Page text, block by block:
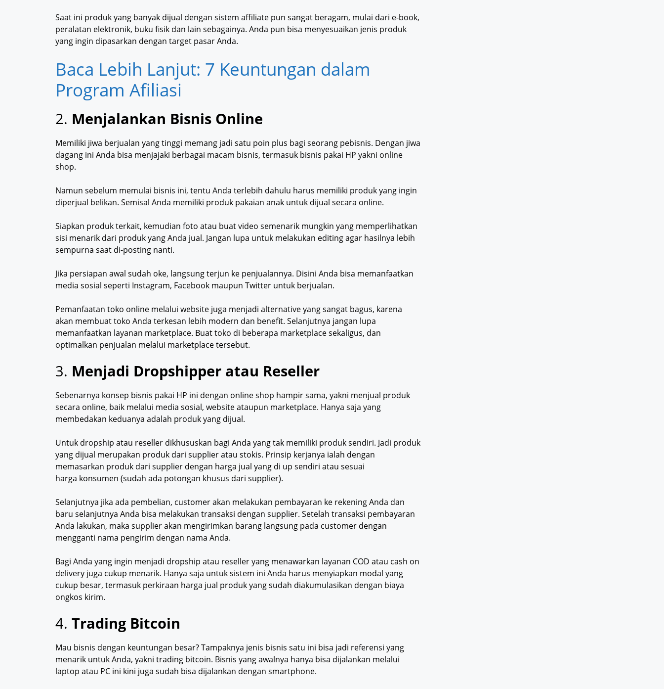
Saat ini produk yang banyak dijual dengan sistem affiliate pun sangat beragam, mulai dari e-book,
peralatan elektronik, buku fisik dan lain sebagainya. Anda pun bisa menyesuaikan jenis produk
yang ingin dipasarkan dengan target pasar Anda.
Baca Lebih Lanjut: 7 Keuntungan dalam
Program Afiliasi
2. Menjalankan Bisnis Online
Memiliki jiwa berjualan yang tinggi memang jadi satu poin plus bagi seorang pebisnis. Dengan jiwa
dagang ini Anda bisa menjajaki berbagai macam bisnis, termasuk bisnis pakai HP yakni online
shop.
Namun sebelum memulai bisnis ini, tentu Anda terlebih dahulu harus memiliki produk yang ingin
diperjual belikan. Semisal Anda memiliki produk pakaian anak untuk dijual secara online.
Siapkan produk terkait, kemudian foto atau buat video semenarik mungkin yang memperlihatkan
sisi menarik dari produk yang Anda jual. Jangan lupa untuk melakukan editing agar hasilnya lebih
sempurna saat di-posting nanti.
Jika persiapan awal sudah oke, langsung terjun ke penjualannya. Disini Anda bisa memanfaatkan
media sosial seperti Instagram, Facebook maupun Twitter untuk berjualan.
Pemanfaatan toko online melalui website juga menjadi alternative yang sangat bagus, karena
akan membuat toko Anda terkesan lebih modern dan benefit. Selanjutnya jangan lupa
memanfaatkan layanan marketplace. Buat toko di beberapa marketplace sekaligus, dan
optimalkan penjualan melalui marketplace tersebut.
3. Menjadi Dropshipper atau Reseller
Sebenarnya konsep bisnis pakai HP ini dengan online shop hampir sama, yakni menjual produk
secara online, baik melalui media sosial, website ataupun marketplace. Hanya saja yang
membedakan keduanya adalah produk yang dijual.
Untuk dropship atau reseller dikhususkan bagi Anda yang tak memiliki produk sendiri. Jadi produk
yang dijual merupakan produk dari supplier atau stokis. Prinsip kerjanya ialah dengan
memasarkan produk dari supplier dengan harga jual yang di up sendiri atau sesuai
harga konsumen (sudah ada potongan khusus dari supplier).
Selanjutnya jika ada pembelian, customer akan melakukan pembayaran ke rekening Anda dan
baru selanjutnya Anda bisa melakukan transaksi dengan supplier. Setelah transaksi pembayaran
Anda lakukan, maka supplier akan mengirimkan barang langsung pada customer dengan
mengganti nama pengirim dengan nama Anda.
Bagi Anda yang ingin menjadi dropship atau reseller yang menawarkan layanan COD atau cash on
delivery juga cukup menarik. Hanya saja untuk sistem ini Anda harus menyiapkan modal yang
cukup besar, termasuk perkiraan harga jual produk yang sudah diakumulasikan dengan biaya
ongkos kirim.
4. Trading Bitcoin
Mau bisnis dengan keuntungan besar? Tampaknya jenis bisnis satu ini bisa jadi referensi yang
menarik untuk Anda, yakni trading bitcoin. Bisnis yang awalnya hanya bisa dijalankan melalui
laptop atau PC ini kini juga sudah bisa dijalankan dengan smartphone.